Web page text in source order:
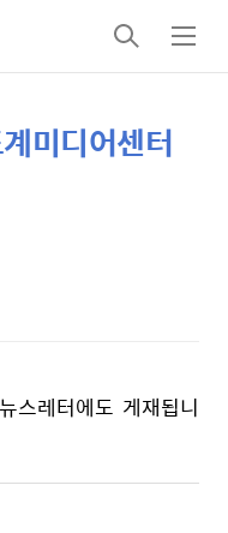
검
색
메
뉴
미디어센터
스레터에도 게재됩니